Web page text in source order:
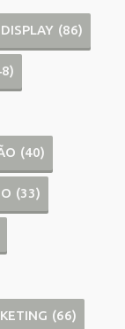
(86)
(40)
(33)
(66)